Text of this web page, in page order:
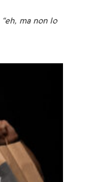
“eh, ma non lo